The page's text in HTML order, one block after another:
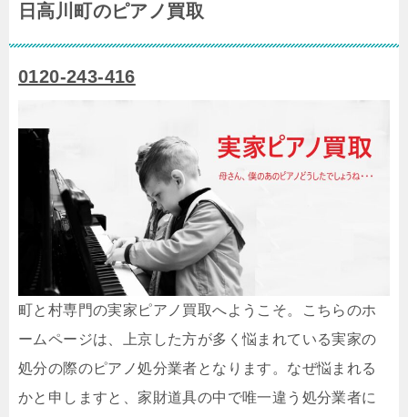
日高川町のピアノ買取
0120-243-416
町と村専門の実家ピアノ買取へようこそ。こちらのホ
ームページは、上京した方が多く悩まれている実家の
処分の際のピアノ処分業者となります。なぜ悩まれる
かと申しますと、家財道具の中で唯一違う処分業者に